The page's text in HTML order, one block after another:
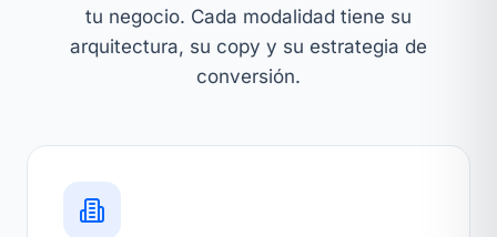
tu negocio. Cada modalidad tiene su
arquitectura, su copy y su estrategia de
conversión.